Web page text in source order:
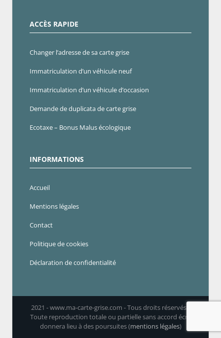
ACCÈS RAPIDE
Changer l’adresse de sa carte grise
Immatriculation d’un véhicule neuf
Immatriculation d’un véhicule d’occasion
Demande de duplicata de carte grise
Ecotaxe – Bonus Malus écologique
INFORMATIONS
Accueil
Mentions légales
Contact
Politique de cookies
Déclaration de confidentialité
2021 - www.ma-carte-grise.com - Tous droits réservés -
Toute reproduction totale ou partielle sans accord écrit
donnera lieu à des poursuites (mentions légales)